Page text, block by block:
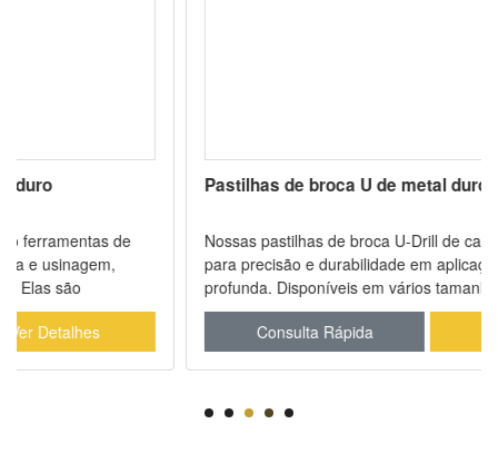
Pastilhas de broca U de metal duro
Nossas pastilhas de broca U-Drill de carbeto são projetadas
para precisão e durabilidade em aplicações de furação
profunda. Disponíveis em vários tamanhos e revestimentos,
nossas pastilhas U-drill aumentam a produtividade e
garantem superfície superior
Consulta Rápida Ver Detalhes